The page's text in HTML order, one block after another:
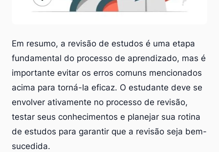
Em resumo, a revisão de estudos é uma etapa
fundamental do processo de aprendizado, mas é
importante evitar os erros comuns mencionados
acima para torná-la eficaz. O estudante deve se
envolver ativamente no processo de revisão,
testar seus conhecimentos e planejar sua rotina
de estudos para garantir que a revisão seja bem-
sucedida.